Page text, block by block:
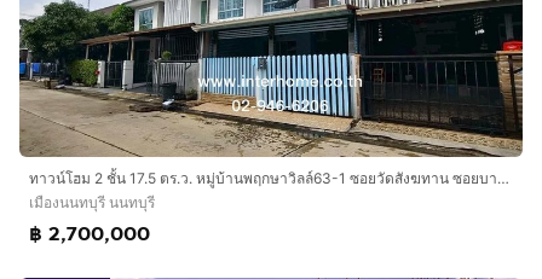
ทำเลดีสถานที่ใกล้เคียง
ใกล้แม็คโครนครอินทร์ บิ๊กซีติวานนท์ โลตัส ตลาดสด
พระราม5 เซ็นทรัลเวสต์วิลล์ เดอะคริสตัลเอสบีราชพฤกษ์
เดอะวอล์คราชพฤกษ์ เซนต์ทริคติวานนท์สเตชั่น
การเดินทางสะดวก
ใกล้ถนนหลายสาย อาทิ
ถนนนครอินทร์ ถนนพระราม5 ถนนติวานนท์ ถนนซอย
ทาวน์โฮม 2 ชั้น 17.5 ตร.ว. หมู่บ้านพฤกษาวิลล์63-1 ซอยวัดสังฆทาน ซอยบางไผ่16 ถนนนครอินทร์ ถนนพระราม5 เมืองนนทบุรี นนทบุรี
เมืองนนทบุรี นนทบุรี
฿ 2,700,000